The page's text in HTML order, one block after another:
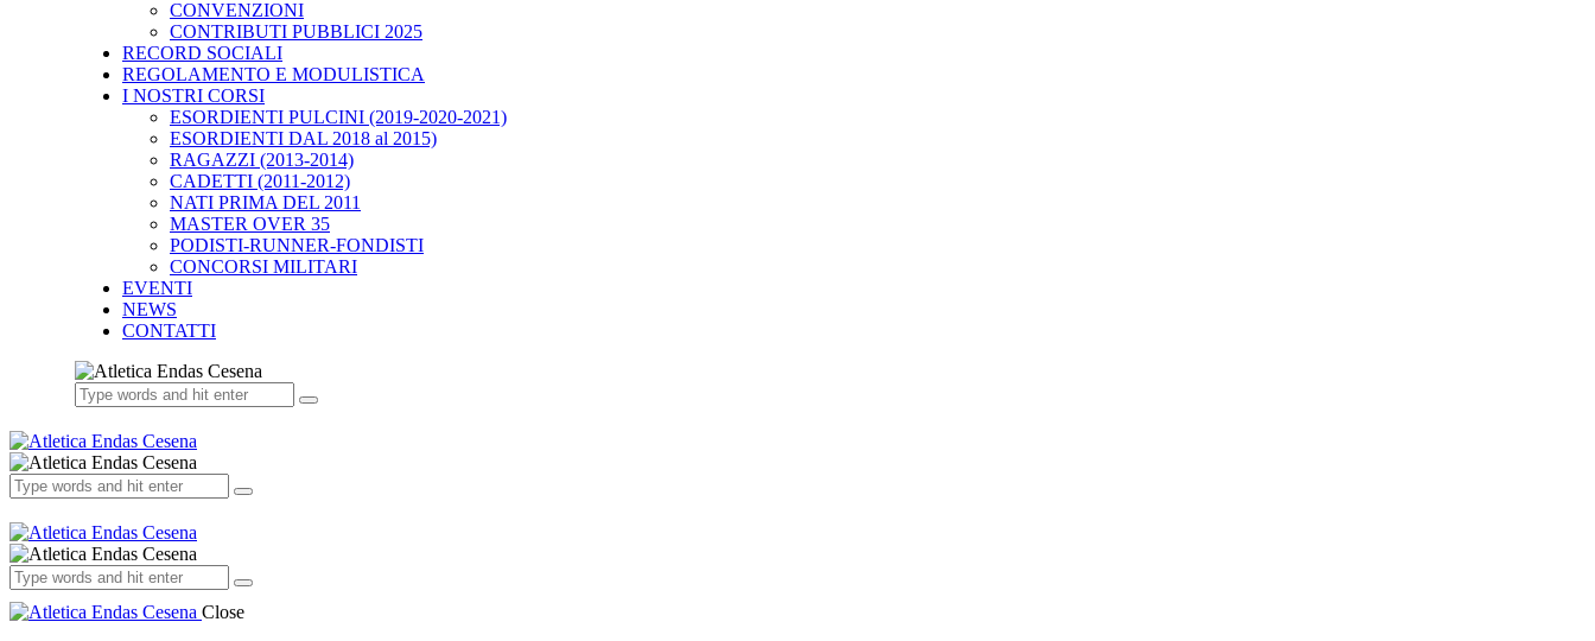
CONVENZIONI
CONTRIBUTI PUBBLICI 2025
RECORD SOCIALI
REGOLAMENTO E MODULISTICA
I NOSTRI CORSI
ESORDIENTI PULCINI (2019-2020-2021)
ESORDIENTI DAL 2018 al 2015)
RAGAZZI (2013-2014)
CADETTI (2011-2012)
NATI PRIMA DEL 2011
MASTER OVER 35
PODISTI-RUNNER-FONDISTI
CONCORSI MILITARI
EVENTI
NEWS
CONTATTI
Close